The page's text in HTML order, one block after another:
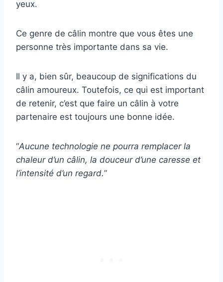
yeux.
Ce genre de câlin montre que vous êtes une
personne très importante dans sa vie.
Il y a, bien sûr, beaucoup de significations du
câlin amoureux. Toutefois, ce qui est important
de retenir, c’est que faire un câlin à votre
partenaire est toujours une bonne idée.
“Aucune technologie ne pourra remplacer la
chaleur d’un câlin, la douceur d’une caresse et
l’intensité d’un regard.”